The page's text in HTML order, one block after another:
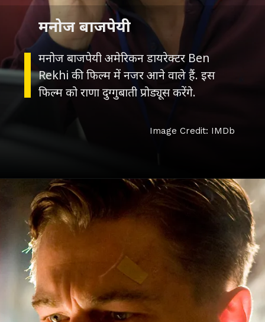
मनोज बाजपेयी अमेरिकन डायरेक्टर Ben
Rekhi की फिल्म में नजर आने वाले हैं. इस
Image Credit: IMDb